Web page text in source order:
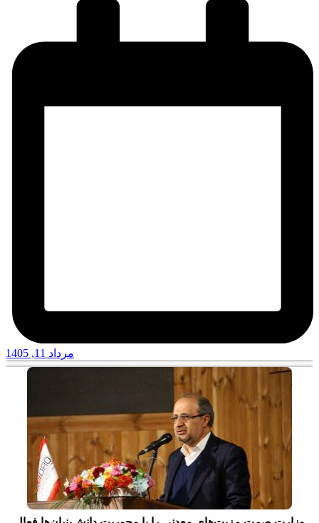
مرداد 11, 1405